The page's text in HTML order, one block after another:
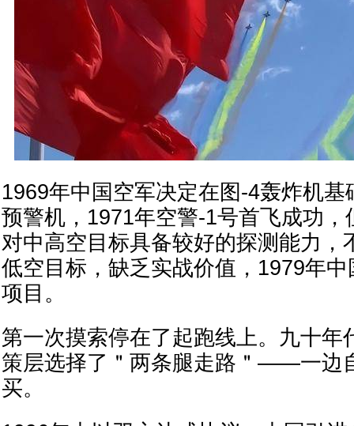
1969年中国空军决定在图-4轰炸机基
预警机，1971年空警-1号首飞成功，
对中高空目标具备较好的探测能力，
低空目标，缺乏实战价值，1979年
项目。
第一次摸索停在了起跑线上。九十年
策层选择了＂两条腿走路＂——一边
买。